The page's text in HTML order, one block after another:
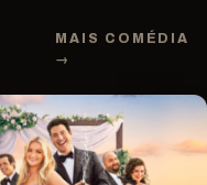
MAIS COMÉDIA
→